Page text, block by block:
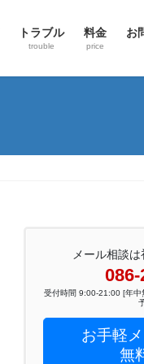
トラブル
trouble
料金
price
お
メール相談は
受付時間 9:00-21:00 [年
お手軽
無